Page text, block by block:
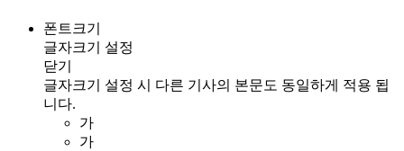
폰트크기
글자크기 설정
닫기
글자크기 설정 시 다른 기사의 본문도 동일하게 적용 됩
니다.
가
가